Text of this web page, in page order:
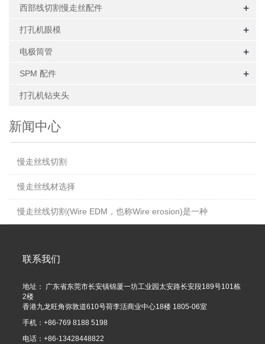
西部线切割慢走丝配件 +
打孔机眼模 +
电极筒管 +
SPM 配件 +
打孔机钻夹头
新闻中心
慢走丝线切割
慢走丝线材选择
慢走丝线切割(Wire EDM，也称Wire erosion)是一种
联系我们
地址： 广东省东莞市长安镇锦厦一坊工业园太安路长安段189号101栋
2楼
香港九龙旺角弥敦道610号荷李活商业中心18楼 1805-06室
手机：+86-769 8188 5198
电话：+86-13428448822